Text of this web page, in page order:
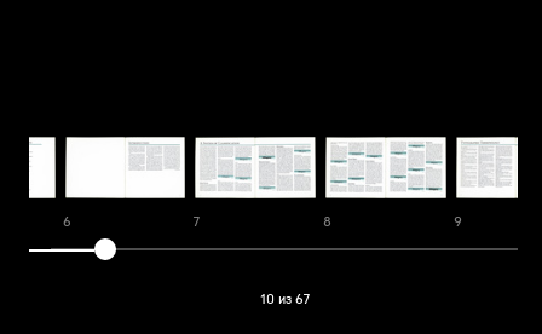
6 7 8 9
10 из 67